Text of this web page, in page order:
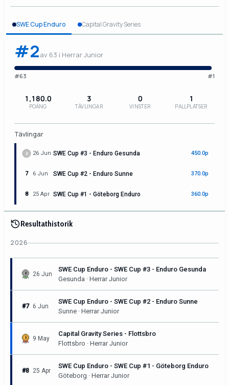
SWE Cup Enduro Capital Gravity Series
#2av 63 i Herrar Junior
#63 #1
1,180.0
POÄNG
3
TÄVLINGAR
0
VINSTER
1
PALLPLATSER
Tävlingar
2 26 Jun SWE Cup #3 - Enduro Gesunda 450.0p
7 6 Jun SWE Cup #2 - Enduro Sunne 370.0p
8 25 Apr SWE Cup #1 - Göteborg Enduro 360.0p
Resultathistorik
2026
26 Jun
SWE Cup Enduro - SWE Cup #3 - Enduro Gesunda
Gesunda · Herrar Junior
#7 6 Jun
SWE Cup Enduro - SWE Cup #2 - Enduro Sunne
Sunne · Herrar Junior
9 May
Capital Gravity Series - Flottsbro
Flottsbro · Herrar Junior
#8 25 Apr
SWE Cup Enduro - SWE Cup #1 - Göteborg Enduro
Göteborg · Herrar Junior